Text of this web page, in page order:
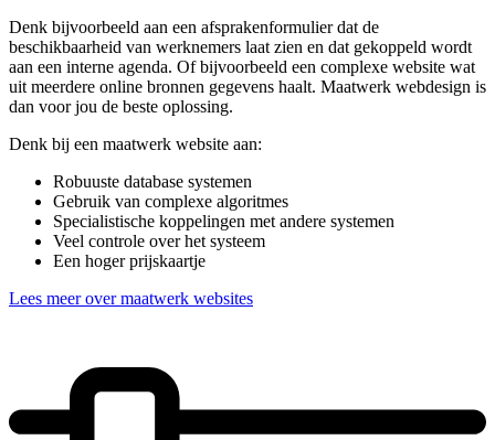
Denk bijvoorbeeld aan een afsprakenformulier dat de
beschikbaarheid van werknemers laat zien en dat gekoppeld wordt
aan een interne agenda. Of bijvoorbeeld een complexe website wat
uit meerdere online bronnen gegevens haalt. Maatwerk webdesign is
dan voor jou de beste oplossing.
Denk bij een maatwerk website aan:
Robuuste database systemen
Gebruik van complexe algoritmes
Specialistische koppelingen met andere systemen
Veel controle over het systeem
Een hoger prijskaartje
Lees meer over maatwerk websites